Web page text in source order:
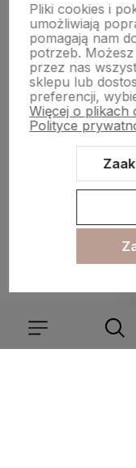
Moje konto
Płatności i
Informacje
Sklep internetowy
Pliki cookies i
umożliwiają
pomagają nam
potrzeb.
przez nas
sklepu lub
preferencji,
Więcej o plikach
Polityce